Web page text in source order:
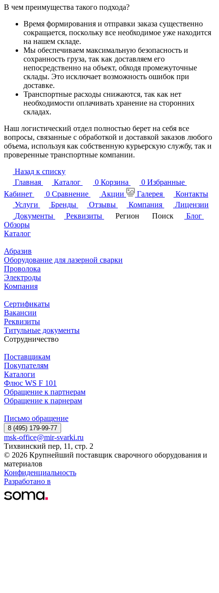
В чем преимущества такого подхода?
Время формирования и отправки заказа существенно
сокращается, поскольку все необходимое уже находится
на нашем складе.
Мы обеспечиваем максимальную безопасность и
сохранность груза, так как доставляем его
непосредственно на объект, обходя промежуточные
склады. Это исключает возможность ошибок при
доставке.
Транспортные расходы снижаются, так как нет
необходимости оплачивать хранение на сторонних
складах.
Наш логистический отдел полностью берет на себя все
вопросы, связанные с обработкой и доставкой заказов любого
объема, используя как собственную курьерскую службу, так и
проверенные транспортные компании.
Назад к списку
Главная
Каталог 0 Корзина 0 Избранные
Кабинет
0 Сравнение Акции Галерея
Контакты
Услуги
Бренды Отзывы Компания
Лицензии
Документы
Реквизиты Регион Поиск
Блог
Обзоры
Каталог
Абразив
Оборудование для лазерной сварки
Проволока
Электроды
Компания
Сертификаты
Вакансии
Реквизиты
Титульные документы
Сотрудничество
Поставщикам
Покупателям
Каталоги
Флюс WS F 101
Обращение к партнерам
Обращение к парнерам
Письмо обращение
8 (495) 179-99-77
msk-office@mir-svarki.ru
Тихвинский пер, 11, стр. 2
© 2026 Крупнейший поставщик сварочного оборудования и
материалов
Конфиденциальность
Разработано в